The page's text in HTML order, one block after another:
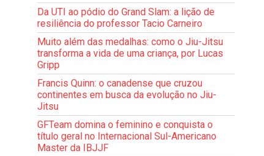
Da UTI ao pódio do Grand Slam: a lição de
resiliência do professor Tacio Carneiro
Muito além das medalhas: como o Jiu-Jitsu
transforma a vida de uma criança, por Lucas
Gripp
Francis Quinn: o canadense que cruzou
continentes em busca da evolução no Jiu-
Jitsu
GFTeam domina o feminino e conquista o
título geral no Internacional Sul-Americano
Master da IBJJF